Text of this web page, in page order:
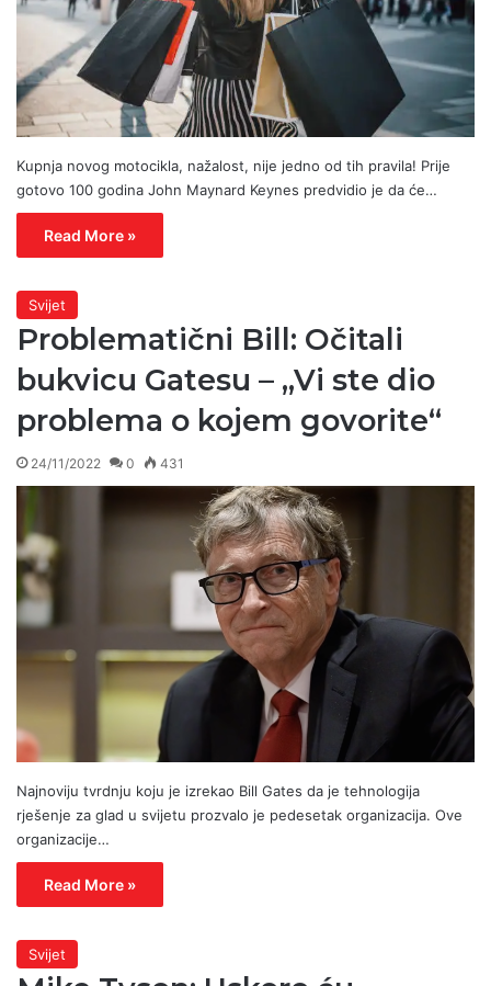
Kupnja novog motocikla, nažalost, nije jedno od tih pravila! Prije
gotovo 100 godina John Maynard Keynes predvidio je da će…
Read More »
Svijet
Problematični Bill: Očitali
bukvicu Gatesu – „Vi ste dio
problema o kojem govorite“
24/11/2022 0 431
Najnoviju tvrdnju koju je izrekao Bill Gates da je tehnologija
rješenje za glad u svijetu prozvalo je pedesetak organizacija. Ove
organizacije…
Read More »
Svijet